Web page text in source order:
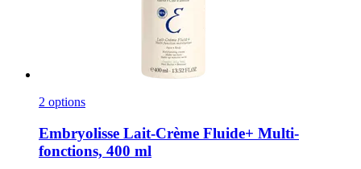
2 options
Embryolisse Lait-​Crème Fluide+ Multi-​
fonctions, 400 ml